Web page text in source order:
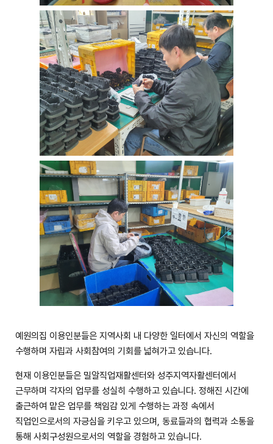
예원의집 이용인분들은 지역사회 내 다양한 일터에서 자신의 역할을
수행하며 자립과 사회참여의 기회를 넓혀가고 있습니다.
현재 이용인분들은 밀알직업재활센터와 성주지역자활센터에서
근무하며 각자의 업무를 성실히 수행하고 있습니다. 정해진 시간에
출근하여 맡은 업무를 책임감 있게 수행하는 과정 속에서
직업인으로서의 자긍심을 키우고 있으며, 동료들과의 협력과 소통을
통해 사회구성원으로서의 역할을 경험하고 있습니다.